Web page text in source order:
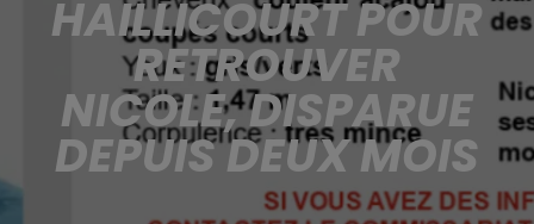
HAILLICOURT POUR
RETROUVER
NICOLE, DISPARUE
DEPUIS DEUX MOIS